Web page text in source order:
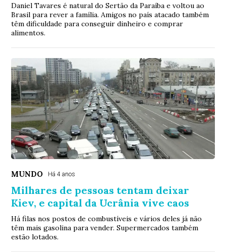
Daniel Tavares é natural do Sertão da Paraíba e voltou ao
Brasil para rever a família. Amigos no país atacado também
têm dificuldade para conseguir dinheiro e comprar
alimentos.
MUNDO Há 4 anos
Milhares de pessoas tentam deixar
Kiev, e capital da Ucrânia vive caos
Há filas nos postos de combustíveis e vários deles já não
têm mais gasolina para vender. Supermercados também
estão lotados.